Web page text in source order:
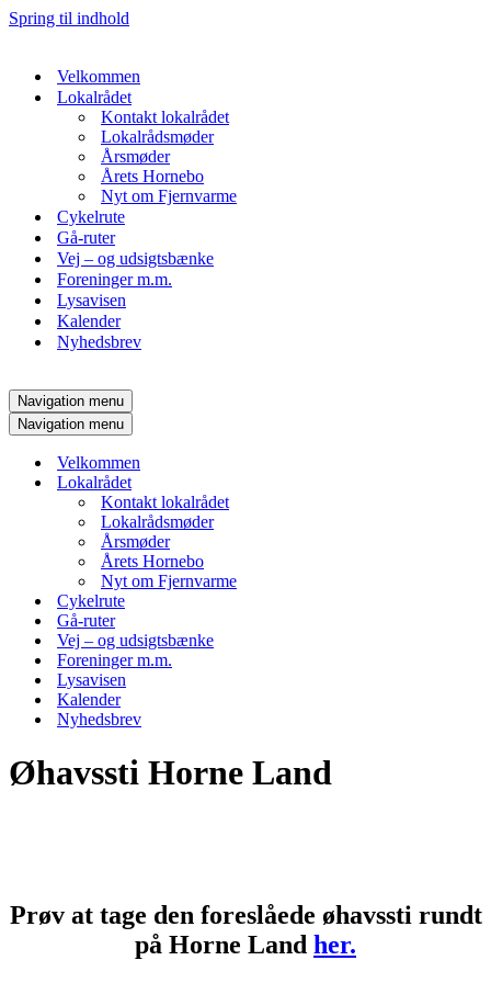
Spring til indhold
Velkommen
Lokalrådet
Kontakt lokalrådet
Lokalrådsmøder
Årsmøder
Årets Hornebo
Nyt om Fjernvarme
Cykelrute
Gå-ruter
Vej – og udsigtsbænke
Foreninger m.m.
Lysavisen
Kalender
Nyhedsbrev
Navigation menu
Navigation menu
Velkommen
Lokalrådet
Kontakt lokalrådet
Lokalrådsmøder
Årsmøder
Årets Hornebo
Nyt om Fjernvarme
Cykelrute
Gå-ruter
Vej – og udsigtsbænke
Foreninger m.m.
Lysavisen
Kalender
Nyhedsbrev
Øhavssti Horne Land
Prøv at tage den foreslåede øhavssti rundt
på Horne Land her.